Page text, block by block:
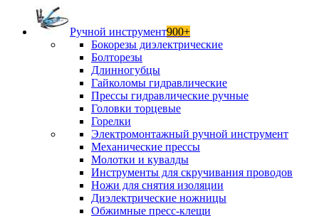
Ручной инструмент900+
Бокорезы диэлектрические
Болторезы
Длинногубцы
Гайколомы гидравлические
Прессы гидравлические ручные
Головки торцевые
Горелки
Электромонтажный ручной инструмент
Механические прессы
Молотки и кувалды
Инструменты для скручивания проводов
Ножи для снятия изоляции
Диэлектрические ножницы
Обжимные пресс-клещи